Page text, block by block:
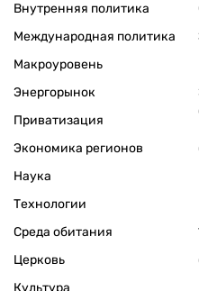
Внутренняя политика
Международная политика
Макроуровень
Энергорынок
Приватизация
Экономика регионов
Наука
Технологии
Среда обитания
Церковь